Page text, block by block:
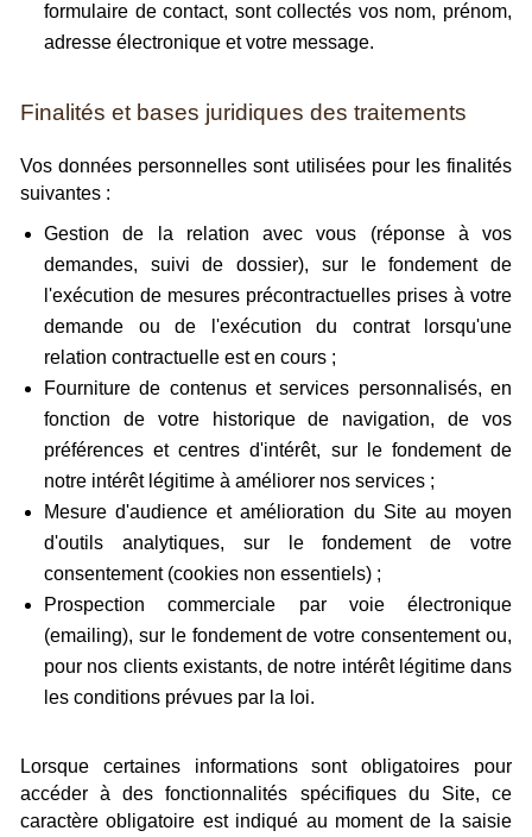
formulaire de contact, sont collectés vos nom, prénom,
adresse électronique et votre message.
Finalités et bases juridiques des traitements
Vos données personnelles sont utilisées pour les finalités
suivantes :
Gestion de la relation avec vous (réponse à vos
demandes, suivi de dossier), sur le fondement de
l'exécution de mesures précontractuelles prises à votre
demande ou de l'exécution du contrat lorsqu'une
relation contractuelle est en cours ;
Fourniture de contenus et services personnalisés, en
fonction de votre historique de navigation, de vos
préférences et centres d'intérêt, sur le fondement de
notre intérêt légitime à améliorer nos services ;
Mesure d'audience et amélioration du Site au moyen
d'outils analytiques, sur le fondement de votre
consentement (cookies non essentiels) ;
Prospection commerciale par voie électronique
(emailing), sur le fondement de votre consentement ou,
pour nos clients existants, de notre intérêt légitime dans
les conditions prévues par la loi.
Lorsque certaines informations sont obligatoires pour
accéder à des fonctionnalités spécifiques du Site, ce
caractère obligatoire est indiqué au moment de la saisie